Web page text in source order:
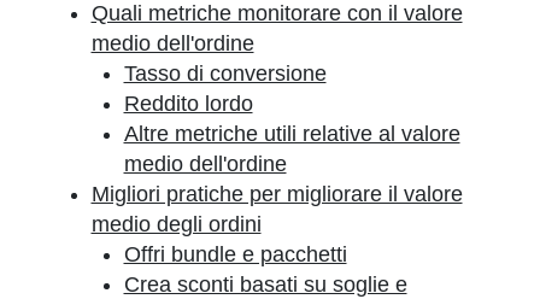
Quali metriche monitorare con il valore
medio dell'ordine
Tasso di conversione
Reddito lordo
Altre metriche utili relative al valore
medio dell'ordine
Migliori pratiche per migliorare il valore
medio degli ordini
Offri bundle e pacchetti
Crea sconti basati su soglie e